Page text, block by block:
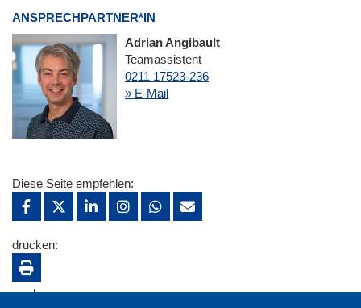
ANSPRECHPARTNER*IN
Adrian Angibault
Teamassistent
0211 17523-236
» E-Mail
Diese Seite empfehlen:
drucken:
merken: